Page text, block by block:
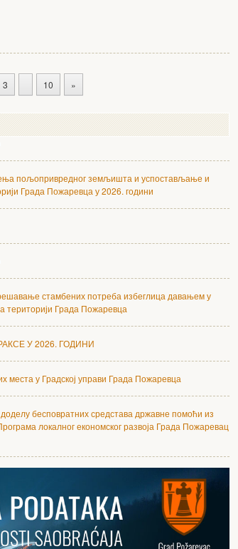
3 10 »
пољопривредног земљишта и успостављање и
Града Пожаревца у 2026. години
стамбених потреба избеглица давањем у
територији Града Пожаревца
У 2026. ГОДИНИ
места у Градској управи Града Пожаревца
бесповратних средстава државне помоћи из
локалног економског развоја Града Пожаревац